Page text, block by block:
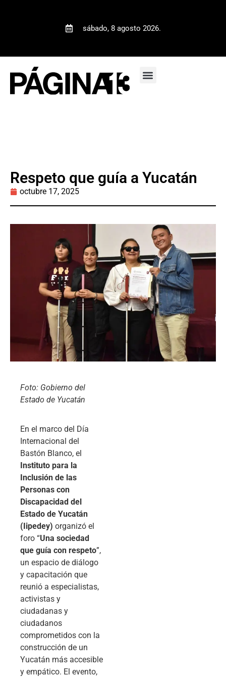
sábado, 8 agosto 2026.
Respeto que guía a Yucatán
octubre 17, 2025
Foto: Gobierno del
Estado de Yucatán
En el marco del Día
Internacional del
Bastón Blanco, el
Instituto para la
Inclusión de las
Personas con
Discapacidad del
Estado de Yucatán
(Iipedey) organizó el
foro “Una sociedad
que guía con respeto”,
un espacio de diálogo
y capacitación que
reunió a especialistas,
activistas y
ciudadanas y
ciudadanos
comprometidos con la
construcción de un
Yucatán más accesible
y empático. El evento,